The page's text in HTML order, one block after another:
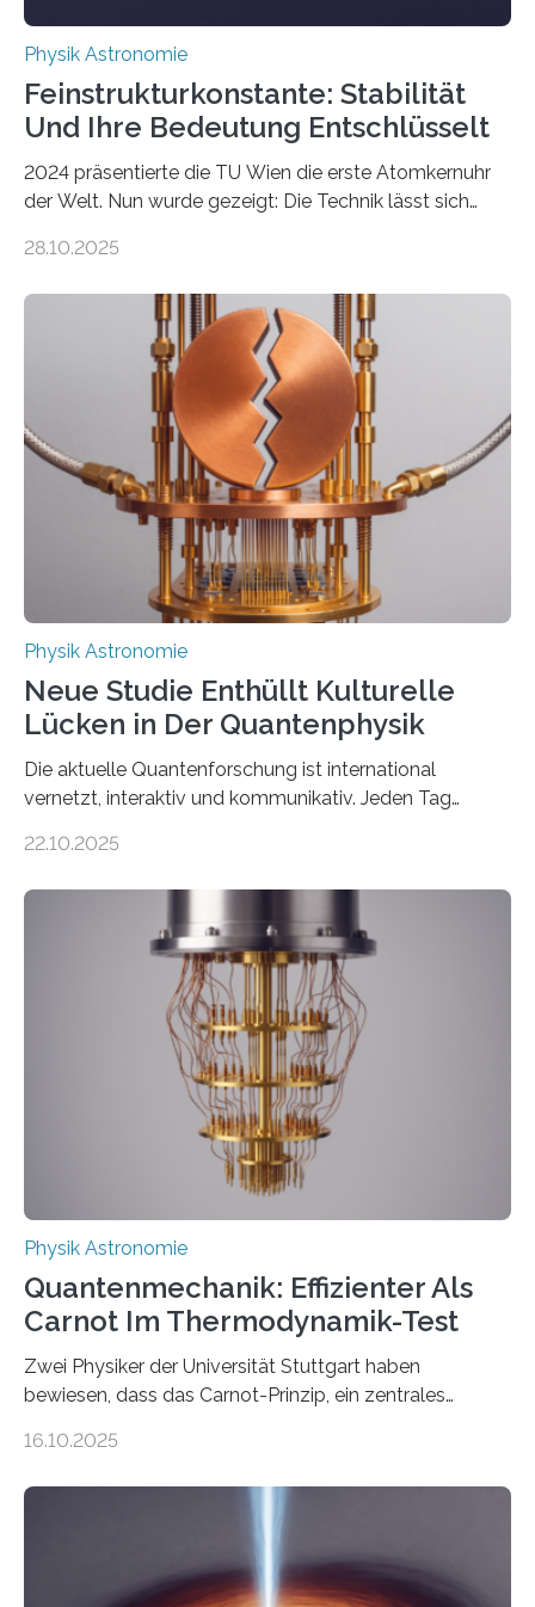
Physik Astronomie
Feinstrukturkonstante: Stabilität
Und Ihre Bedeutung Entschlüsselt
2024 präsentierte die TU Wien die erste Atomkernuhr
der Welt. Nun wurde gezeigt: Die Technik lässt sich
fundamentalen Physik nachzugehen. Thorium-
Messungen verwenden. Das hatte man jahrzehntelang
vermutet, weltweit war nach den passenden
Atomkern-Zuständen gesucht worden, 2024 gelang
einem Team der TU Wien mit Unterstützung
internationaler Partner der entscheidende Durchbruch:
Der lange diskutierte Thorium-Kernübergang wurde
gefunden. Kurz darauf konnte man zeigen, dass sich
Thorium tatsächlich nutzen lässt, um hochpräzise…
28.10.2025
Physik Astronomie
Neue Studie Enthüllt Kulturelle
Lücken in Der Quantenphysik
Die aktuelle Quantenforschung ist international
vernetzt, interaktiv und kommunikativ. Jeden Tag
oft von Autor*innen, die eng zusammenarbeiten. Neue
werden schnell weiterentwickelt. Dies ist der Alltag in
der Forschung der Quantentheorie, die dieses Jahr 100
Jahre alt geworden ist, weshalb die UNESCO 2025 zum
Internationalen Jahr der Quantenwissenschaft und -
technologie ausgerufen hat. Doch nun hat eine
internationale Forschungsgruppe um den
22.10.2025
Physik Astronomie
Quantenmechanik: Effizienter Als
Carnot Im Thermodynamik-Test
Zwei Physiker der Universität Stuttgart haben
bewiesen, dass das Carnot-Prinzip, ein zentrales
Größenordnung von Atomen gilt, deren physikalische
Quantenmotoren voranbringen. Das
Wissenschaftsjournal Science Advances veröffentlichte
16.10.2025